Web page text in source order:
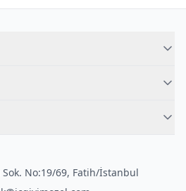
No:19/69, Fatih/İstanbul